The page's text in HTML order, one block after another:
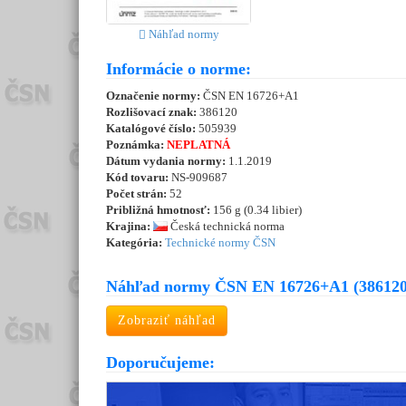
Náhľad normy
Informácie o norme:
Označenie normy: ČSN EN 16726+A1
Rozlišovací znak: 386120
Katalógové číslo: 505939
Poznámka: NEPLATNÁ
Dátum vydania normy: 1.1.2019
Kód tovaru: NS-909687
Počet strán: 52
Približná hmotnosť: 156 g (0.34 libier)
Krajina:
Česká technická norma
Kategória: Technické normy ČSN
Náhľad normy ČSN EN 16726+A1
Zobraziť náhľad
Doporučujeme: